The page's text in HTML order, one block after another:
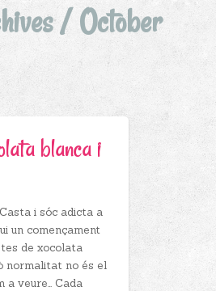
/October
blanca i
i sóc adicta a
un començament
de xocolata
normalitat no és el
a veure… Cada